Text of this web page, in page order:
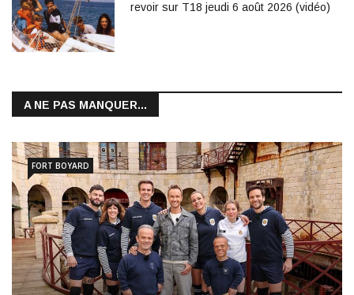
revoir sur T18 jeudi 6 août 2026 (vidéo)
A NE PAS MANQUER...
FORT BOYARD